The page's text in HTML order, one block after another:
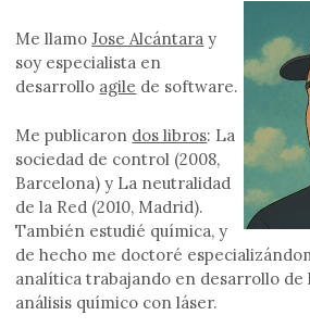
Me llamoJose Alcántara y
soy especialista en
desarrollo agile de software.
Me publicaron dos libros: La
sociedad de control (2008,
Barcelona) y La neutralidad
de la Red (2010, Madrid).
También estudié química, y
de hecho me doctoré
analítica trabajando en desarrollo de
análisis químico con láser.